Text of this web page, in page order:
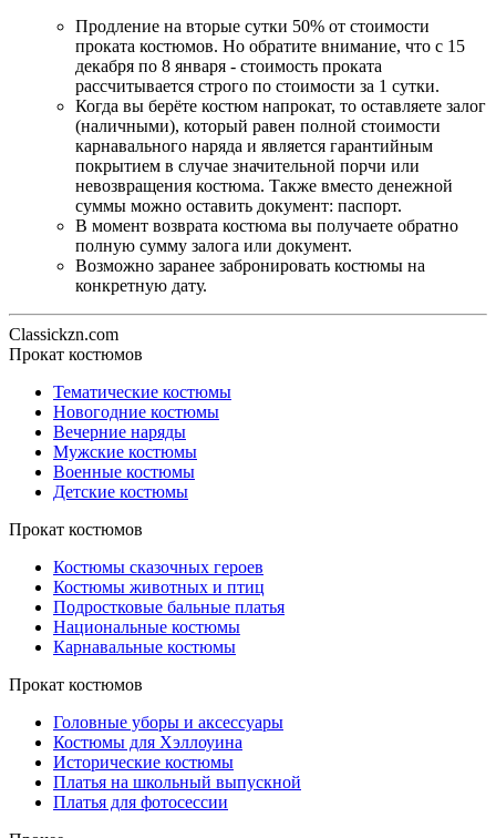
Продление на вторые сутки 50% от стоимости
проката костюмов. Но обратите внимание, что с 15
декабря по 8 января - стоимость проката
рассчитывается строго по стоимости за 1 сутки.
Когда вы берёте костюм напрокат, то оставляете залог
(наличными), который равен полной стоимости
карнавального наряда и является гарантийным
покрытием в случае значительной порчи или
невозвращения костюма. Также вместо денежной
суммы можно оставить документ: паспорт.
В момент возврата костюма вы получаете обратно
полную сумму залога или документ.
Возможно заранее забронировать костюмы на
конкретную дату.
Classickzn.com
Прокат костюмов
Тематические костюмы
Новогодние костюмы
Вечерние наряды
Мужские костюмы
Военные костюмы
Детские костюмы
Прокат костюмов
Костюмы сказочных героев
Костюмы животных и птиц
Подростковые бальные платья
Национальные костюмы
Карнавальные костюмы
Прокат костюмов
Головные уборы и аксессуары
Костюмы для Хэллоуина
Исторические костюмы
Платья на школьный выпускной
Платья для фотосессии